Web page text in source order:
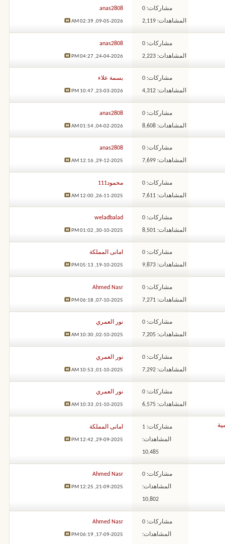
مشاركات: 0
المشاهدات: 2,119
anas2808
09-05-2026,
02:39 AM
مشاركات: 0
المشاهدات: 2,223
anas2808
24-04-2026,
04:27 PM
مشاركات: 0
المشاهدات: 4,312
بسمة علاء
23-03-2026,
10:47 PM
مشاركات: 0
المشاهدات: 8,608
anas2808
04-02-2026,
01:54 AM
مشاركات: 0
المشاهدات: 7,699
anas2808
29-12-2025,
12:16 AM
مشاركات: 0
المشاهدات: 7,611
محمود111
26-11-2025,
12:00 AM
مشاركات: 0
المشاهدات: 8,501
weladbalad
30-10-2025,
01:02 PM
مشاركات: 0
المشاهدات: 9,873
امانى المملكة
19-10-2025,
05:13 PM
مشاركات: 0
المشاهدات: 7,271
Ahmed Nasr
07-10-2025,
06:18 PM
مشاركات: 0
المشاهدات: 7,205
نور العمري
02-10-2025,
10:30 AM
مشاركات: 0
المشاهدات: 7,292
نور العمري
01-10-2025,
10:53 AM
مشاركات: 0
المشاهدات: 6,575
نور العمري
01-10-2025,
10:33 AM
مشاركات: 1
المشاهدات:
10,485
امانى المملكة
29-09-2025,
12:42 PM
مشاركات: 0
المشاهدات:
10,802
Ahmed Nasr
21-09-2025,
12:25 PM
مشاركات: 0
المشاهدات:
Ahmed Nasr
17-09-2025,
06:19 PM